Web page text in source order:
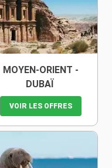
MOYEN-ORIENT -
DUBAÏ
VOIR LES OFFRES